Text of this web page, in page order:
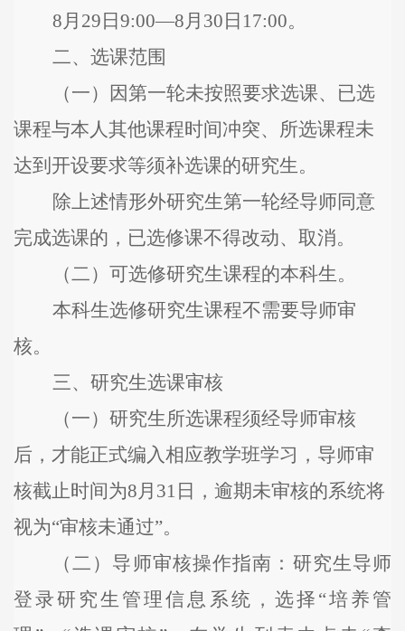
8月 29 日 9:00—8月 30 日 17:00。
二、选课范围
（一） 因第一轮未按照要求选课、 已选
课程与本人其他课程时间冲突、 所选课程未
达到开设要求等须补选课的研究生。
除上述情形外研究生第一轮经导师同意
完成选课的， 已选修课不得改动、取消。
（二） 可选修研究生课程的本科生。
本科生选修研究生课程不需要导师审
核。
三、 研究生选课审核
（一）研究生所选课程须经导师审核
后，才能正式编入相应教学班学习，导师审
核截止时间为8月 31 日，逾期未审核的系统将
视为“审核未通过”。
（二 ）导师审核操作指南：研究生导师
登录研究生管理信息系统，选择 “培养管